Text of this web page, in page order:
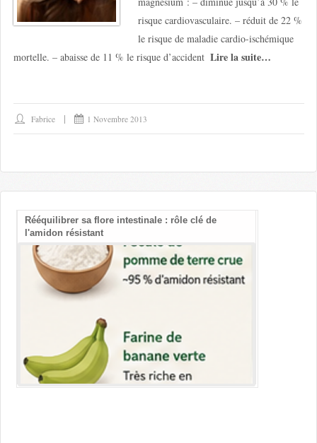
risque cardiovasculaire. – réduit de 22 %
le risque de maladie cardio-ischémique
mortelle. – abaisse de 11 % le risque d’accident Lire la suite…
Fabrice 1 Novembre 2013
Rééquilibrer sa flore intestinale : rôle clé de
l'amidon résistant